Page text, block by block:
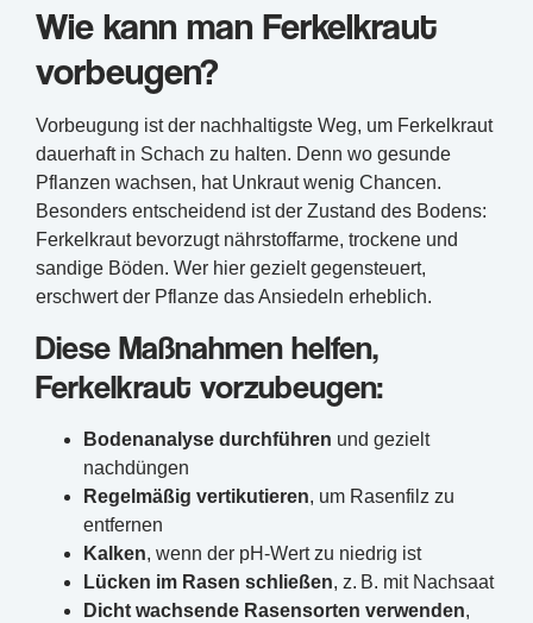
Wie kann man Ferkelkraut
vorbeugen?
Vorbeugung ist der nachhaltigste Weg, um Ferkelkraut
dauerhaft in Schach zu halten. Denn wo gesunde
Pflanzen wachsen, hat Unkraut wenig Chancen.
Besonders entscheidend ist der Zustand des Bodens:
Ferkelkraut bevorzugt nährstoffarme, trockene und
sandige Böden. Wer hier gezielt gegensteuert,
erschwert der Pflanze das Ansiedeln erheblich.
Diese Maßnahmen helfen,
Ferkelkraut vorzubeugen:
Bodenanalyse durchführen und gezielt
nachdüngen
Regelmäßig vertikutieren, um Rasenfilz zu
entfernen
Kalken, wenn der pH-Wert zu niedrig ist
Lücken im Rasen schließen, z. B. mit Nachsaat
Dicht wachsende Rasensorten verwenden,